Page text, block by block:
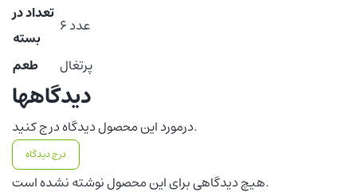
تعداد در
بسته
6 عدد
طعم
پرتغال
دیدگاهها
درمورد این محصول دیدگاه درج کنید.
درج دیدگاه
هیچ دیدگاهی برای این محصول نوشته نشده است.